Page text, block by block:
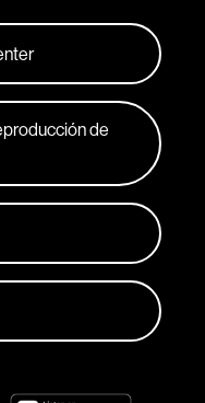
de